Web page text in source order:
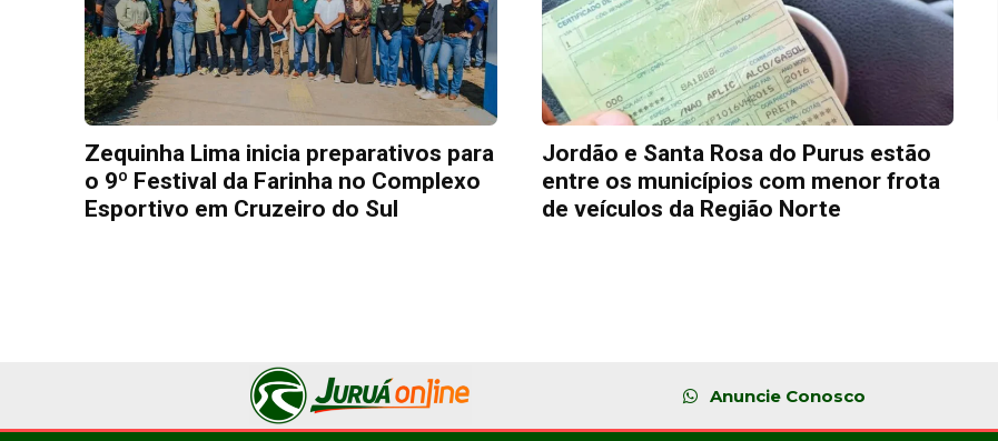
Zequinha Lima inicia preparativos para
o 9º Festival da Farinha no Complexo
Esportivo em Cruzeiro do Sul
Jordão e Santa Rosa do Purus estão
entre os municípios com menor frota
de veículos da Região Norte
Anuncie Conosco